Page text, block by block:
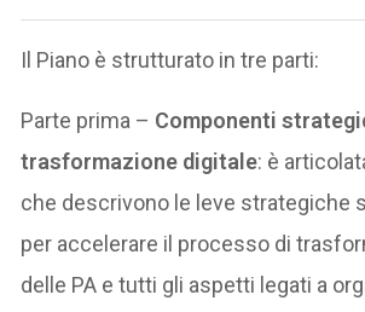
Il Piano è strutturato in tre parti:
Parte prima – Componenti
trasformazione digitale: è
che descrivono le leve strategiche
per accelerare il processo di
delle PA e tutti gli aspetti legati a